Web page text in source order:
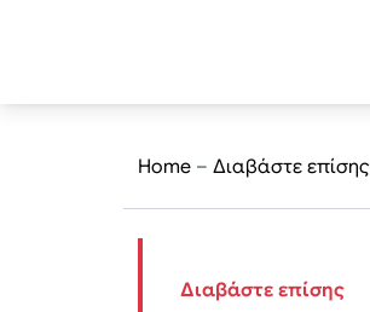
Home – Διαβάστε επίσης
Διαβάστε επίσης